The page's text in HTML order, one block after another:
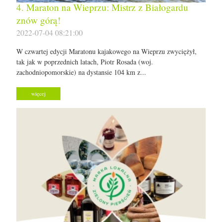
4. Maraton na Wieprzu: Mistrz z Białogardu
znów górą!
2022-07-04 08:21:00
W czwartej edycji Maratonu kajakowego na Wieprzu zwyciężył,
tak jak w poprzednich latach, Piotr Rosada (woj.
zachodniopomorskie) na dystansie 104 km z...
więcej